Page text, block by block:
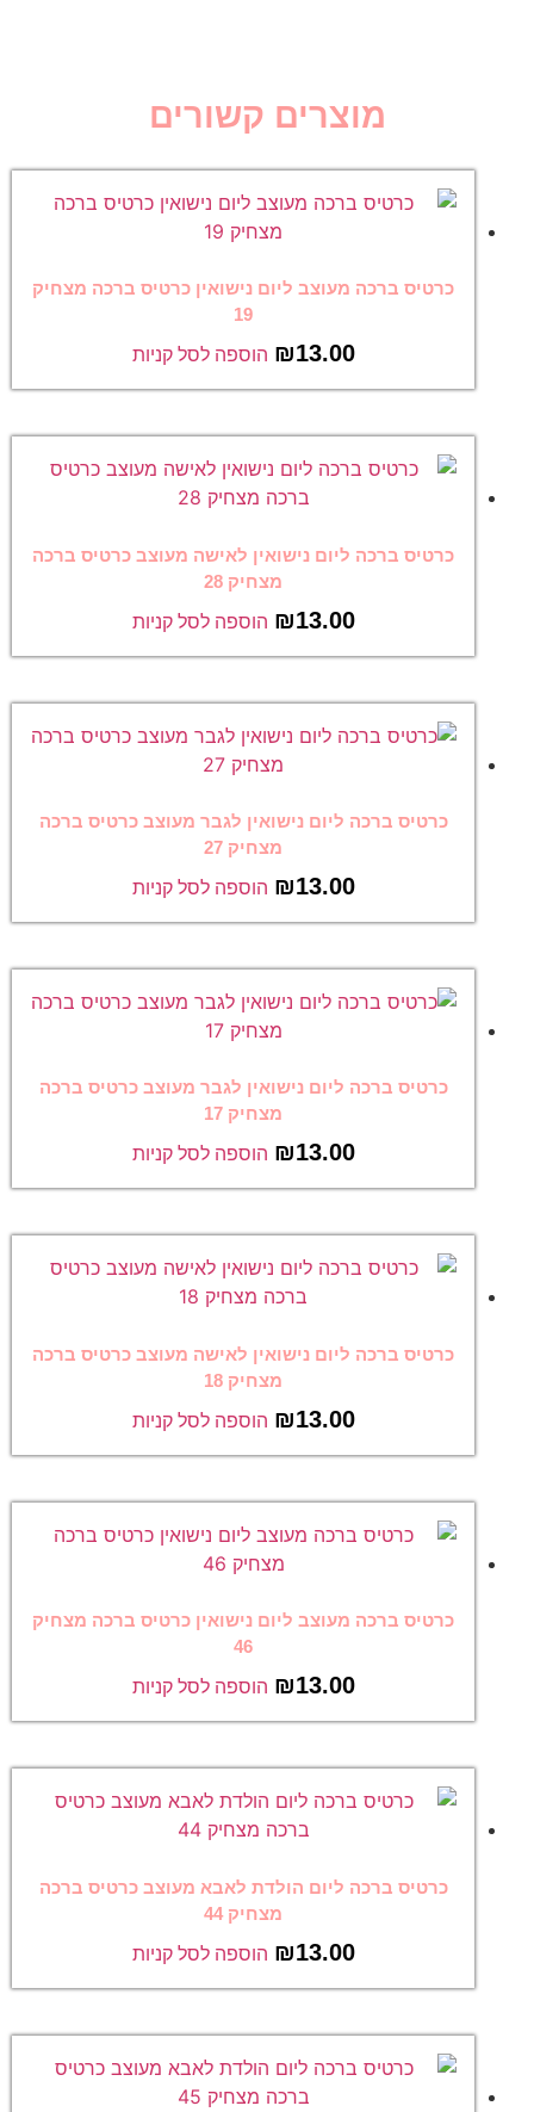
מוצרים קשורים
כרטיס ברכה מעוצב ליום נישואין כרטיס ברכה מצחיק
19
₪13.00 הוספה לסל קניות
כרטיס ברכה ליום נישואין לאישה מעוצב כרטיס ברכה
מצחיק 28
₪13.00 הוספה לסל קניות
כרטיס ברכה ליום נישואין לגבר מעוצב כרטיס ברכה
מצחיק 27
₪13.00 הוספה לסל קניות
כרטיס ברכה ליום נישואין לגבר מעוצב כרטיס ברכה
מצחיק 17
₪13.00 הוספה לסל קניות
כרטיס ברכה ליום נישואין לאישה מעוצב כרטיס ברכה
מצחיק 18
₪13.00 הוספה לסל קניות
כרטיס ברכה מעוצב ליום נישואין כרטיס ברכה מצחיק
46
₪13.00 הוספה לסל קניות
כרטיס ברכה ליום הולדת לאבא מעוצב כרטיס ברכה
מצחיק 44
₪13.00 הוספה לסל קניות